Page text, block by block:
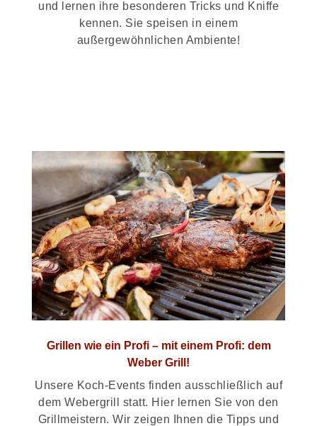
Grillen wie ein Profi – mit einem Profi: dem
Weber Grill!
Unsere Koch-Events finden ausschließlich auf
dem Webergrill statt. Hier lernen Sie von den
Grillmeistern. Wir zeigen Ihnen die Tipps und
und lernen ihre besonderen Tricks und Kniffe
kennen. Sie speisen in einem
außergewöhnlichen Ambiente!